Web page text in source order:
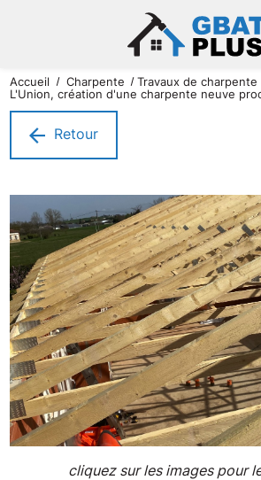
Accueil Charpente
Travaux de charpente
L'Union, création d'une charpente neuve
Retour
cliquez sur les images pour